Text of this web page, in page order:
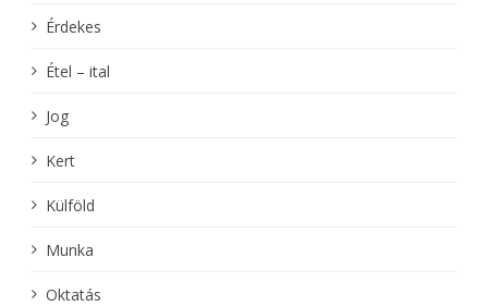
Érdekes
Étel – ital
Jog
Kert
Külföld
Munka
Oktatás